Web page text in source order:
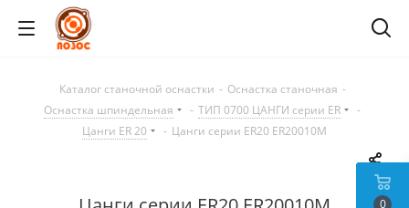
Каталог станочной оснастки - Оснастка станочная -
Оснастка шпиндельная
- ТИП 0700 ЦАНГИ серии ER
-
Цанги ER 20
- Цанги серии ER20 ER20010M
0